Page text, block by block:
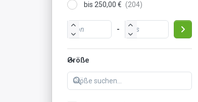
bis 250,00 €
-
Größe